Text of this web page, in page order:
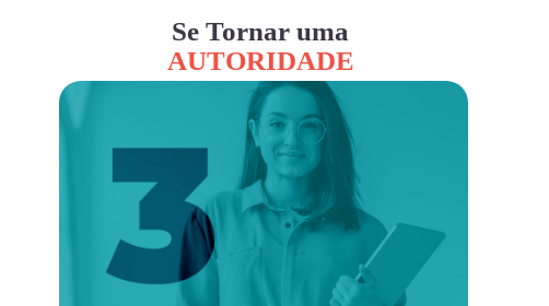
Se Tornar uma
AUTORIDADE